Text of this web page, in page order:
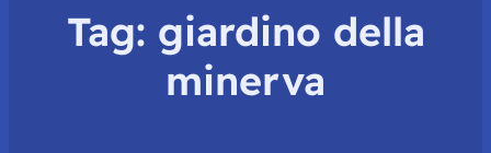
Tag: giardino della
minerva